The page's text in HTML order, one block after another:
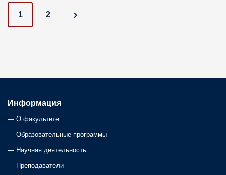
P
t
s
n
a
1 2
Информация
— О факультете
— Образовательные программы
— Научная деятельность
— Преподаватели